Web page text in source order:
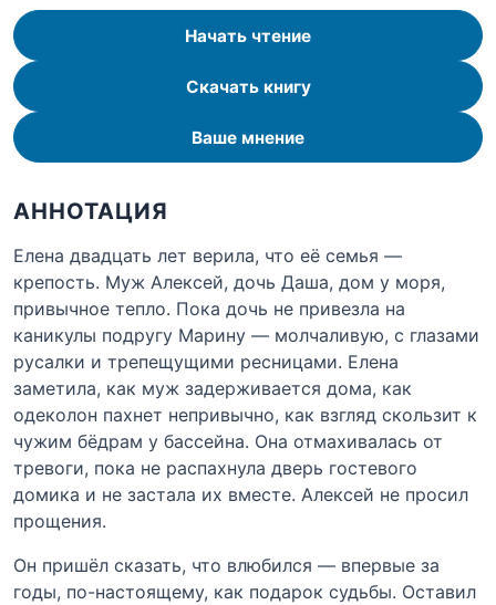
Начать чтение
Скачать книгу
Ваше мнение
АННОТАЦИЯ
Елена двадцать лет верила, что её семья —
крепость. Муж Алексей, дочь Даша, дом у моря,
привычное тепло. Пока дочь не привезла на
каникулы подругу Марину — молчаливую, с глазами
русалки и трепещущими ресницами. Елена
заметила, как муж задерживается дома, как
одеколон пахнет непривычно, как взгляд скользит к
чужим бёдрам у бассейна. Она отмахивалась от
тревоги, пока не распахнула дверь гостевого
домика и не застала их вместе. Алексей не просил
прощения.
Он пришёл сказать, что влюбился — впервые за
годы, по-настоящему, как подарок судьбы. Оставил